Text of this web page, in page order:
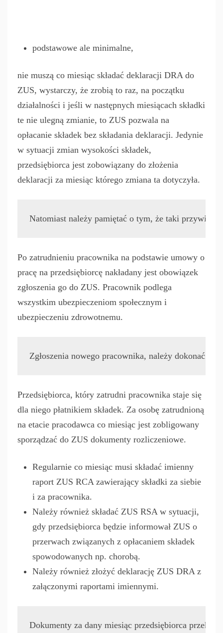
podstawowe ale minimalne,
nie muszą co miesiąc składać deklaracji DRA do
ZUS, wystarczy, że zrobią to raz, na początku
działalności i jeśli w następnych miesiącach składki
te nie ulegną zmianie, to ZUS pozwala na
opłacanie składek bez składania deklaracji. Jedynie
w sytuacji zmian wysokości składek,
przedsiębiorca jest zobowiązany do złożenia
deklaracji za miesiąc którego zmiana ta dotyczyła.
Natomiast należy pamiętać o tym, że taki przywilej
Po zatrudnieniu pracownika na podstawie umowy o
pracę na przedsiębiorcę nakładany jest obowiązek
zgłoszenia go do ZUS. Pracownik podlega
wszystkim ubezpieczeniom społecznym i
ubezpieczeniu zdrowotnemu.
Zgłoszenia nowego pracownika, należy dokonać
Przedsiębiorca, który zatrudni pracownika staje się
dla niego płatnikiem składek. Za osobę zatrudnioną
na etacie pracodawca co miesiąc jest zobligowany
sporządzać do ZUS dokumenty rozliczeniowe.
Regularnie co miesiąc musi składać imienny
raport ZUS RCA zawierający składki za siebie
i za pracownika.
Należy również składać ZUS RSA w sytuacji,
gdy przedsiębiorca będzie informował ZUS o
przerwach związanych z opłacaniem składek
spowodowanych np. chorobą.
Należy również złożyć deklarację ZUS DRA z
załączonymi raportami imiennymi.